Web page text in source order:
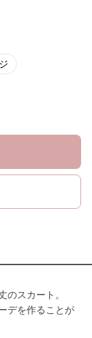
のスカート。
デを作ることが